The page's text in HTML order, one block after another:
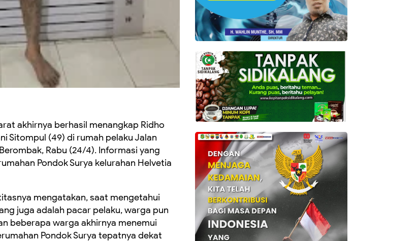
akhirnya berhasil menangkap Ridho
Sitompul (49) di rumah pelaku Jalan
Rabu (24/4). Informasi yang
Pondok Surya kelurahan Helvetia
mengatakan, saat mengetahui
juga adalah pacar pelaku, warga pun
beberapa warga akhirnya menemui
Pondok Surya tepatnya dekat